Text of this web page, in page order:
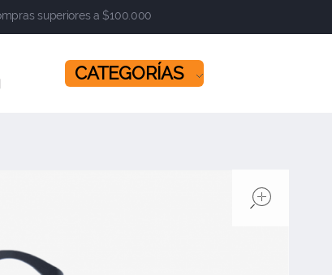
superiores a $100.000
​​​​​​​ CATEGORÍAS